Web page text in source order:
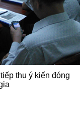
thu ý kiến đóng